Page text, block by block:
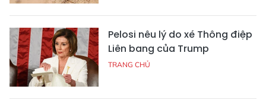
Pelosi nêu lý do xé Thông điệp
Liên bang của Trump
TRANG CHỦ